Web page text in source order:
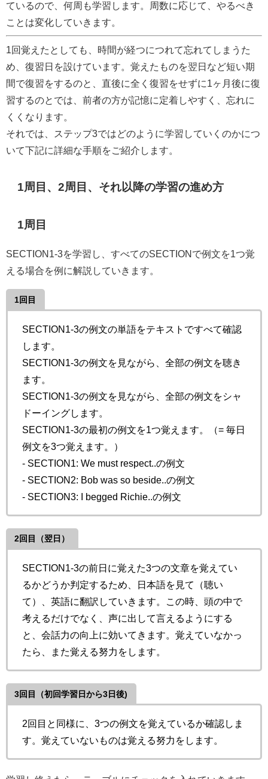
ているので、何周も学習します。周数に応じて、やるべき
ことは変化していきます。
1回覚えたとしても、時間が経つにつれて忘れてしまうた
め、復習日を設けています。覚えたものを翌日など短い期
間で復習をするのと、直後に全く復習をせずに1ヶ月後に復
習するのとでは、前者の方が記憶に定着しやすく、忘れに
くくなります。
それでは、ステップ3ではどのように学習していくのかにつ
いて下記に詳細な手順をご紹介します。
1周目、2周目、それ以降の学習の進め方
1周目
SECTION1-3を学習し、すべてのSECTIONで例文を1つ覚
える場合を例に解説していきます。
1回目
SECTION1-3の例文の単語をテキストですべて確認
します。
SECTION1-3の例文を見ながら、全部の例文を聴き
ます。
SECTION1-3の例文を見ながら、全部の例文をシャ
ドーイングします。
SECTION1-3の最初の例文を1つ覚えます。（= 毎日
例文を3つ覚えます。）
- SECTION1: We must respect..の例文
- SECTION2: Bob was so beside..の例文
- SECTION3: I begged Richie..の例文
2回目（翌日）
SECTION1-3の前日に覚えた3つの文章を覚えてい
るかどうか判定するため、日本語を見て（聴い
て）、英語に翻訳していきます。この時、頭の中で
考えるだけでなく、声に出して言えるようにする
と、会話力の向上に効いてきます。覚えていなかっ
たら、また覚える努力をします。
3回目（初回学習日から3日後)
2回目と同様に、3つの例文を覚えているか確認しま
す。覚えていないものは覚える努力をします。